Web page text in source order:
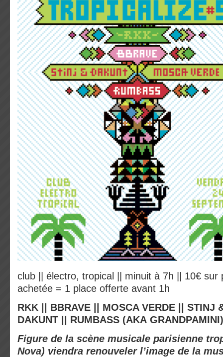
club électro, tropical minuit à 7h
10€ sur
achetée = 1 place offerte avant 1h
RKK
BBRAVE MOSCA VERDE
STINJ
DAKUNT
RUMBASS (AKA GRANDPAMINI)
Figure de la scène musicale parisienne
Nova) viendra renouveler l’image de la